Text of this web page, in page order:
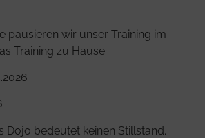
pausieren wir unser Training im
Training zu Hause:
Dojo bedeutet keinen Stillstand.